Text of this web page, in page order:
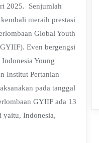
2025. Senjumlah
meraih prestasi
Global Youth
Even bergengsi
Young
Institut Pertanian
pada tanggal
GYIIF ada 13
yaitu, Indonesia,